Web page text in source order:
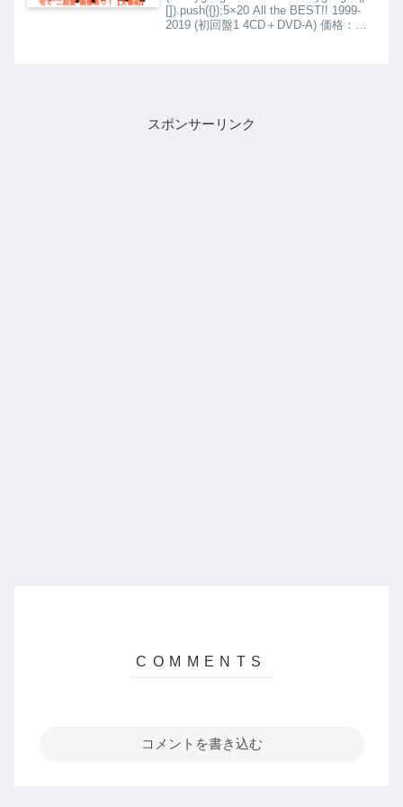
[]).push({});5×20 All the BEST!! 1999-
2019 (初回盤1 4CD＋DVD-A) 価格：
スポンサーリンク
コメントを書き込む